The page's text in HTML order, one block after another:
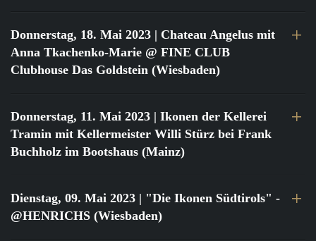
Donnerstag, 18. Mai 2023 | Chateau Angelus mit
Anna Tkachenko-Marie @ FINE CLUB
Clubhouse Das Goldstein (Wiesbaden)
Donnerstag, 11. Mai 2023 | Ikonen der Kellerei
Tramin mit Kellermeister Willi Stürz bei Frank
Buchholz im Bootshaus (Mainz)
Dienstag, 09. Mai 2023 | "Die Ikonen Südtirols" -
@HENRICHS (Wiesbaden)